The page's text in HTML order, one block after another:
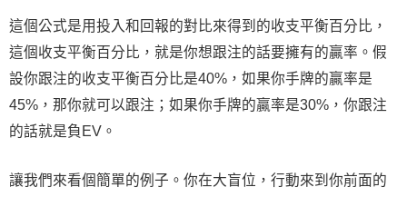
這個公式是用投入和回報的對比來得到的收支平衡百分比，
這個收支平衡百分比，就是你想跟注的話要擁有的贏率。假
設你跟注的收支平衡百分比是40%，如果你手牌的贏率是
45%，那你就可以跟注；如果你手牌的贏率是30%，你跟注
的話就是負EV。
讓我們來看個簡單的例子。你在大盲位，行動來到你前面的